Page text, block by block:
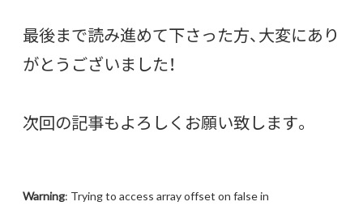
最後まで読み進めて下さった方、大変にあり
がとうございました！
次回の記事もよろしくお願い致します。
Warning: Trying to access array offset on false in